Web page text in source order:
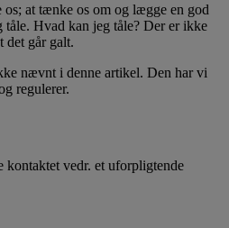
os; at tænke os om og lægge en god
Hvad kan jeg tåle? Der er ikke
det går galt.
nævnt i denne artikel. Den har vi
regulerer.
vedr. et uforpligtende